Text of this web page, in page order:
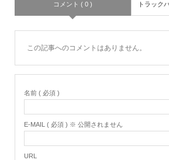
コメント ( 0 ) トラック
この記事へのコメントはありません。
名前 ( 必須 )
E-MAIL ( 必須 ) ※ 公開されません
URL